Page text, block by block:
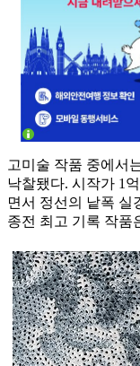
고미술 작품 중에서
낙찰됐다. 시작가 1
면서 정선의 낱폭 실
종전 최고 기록 작품